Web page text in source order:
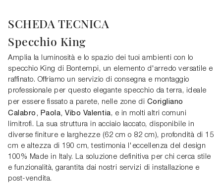
SCHEDA TECNICA
Specchio King
Amplia la luminosità e lo spazio dei tuoi ambienti con lo
specchio King di Bontempi, un elemento d'arredo versatile e
raffinato. Offriamo un servizio di consegna e montaggio
professionale per questo elegante specchio da terra, ideale
per essere fissato a parete, nelle zone di Corigliano
Calabro, Paola, Vibo Valentia, e in molti altri comuni
limitrofi. La sua struttura in acciaio laccato, disponibile in
diverse finiture e larghezze (62 cm o 82 cm), profondità di 15
cm e altezza di 190 cm, testimonia l'eccellenza del design
100% Made in Italy. La soluzione definitiva per chi cerca stile
e funzionalità, garantita dai nostri servizi di installazione e
post-vendita.